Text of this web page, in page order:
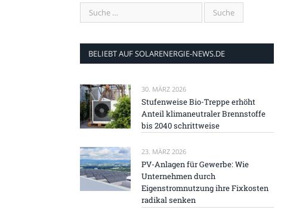
BELIEBT AUF SOLARENERGIE-NEWS.DE
30. MÄRZ 2026
Stufenweise Bio-Treppe erhöht
Anteil klimaneutraler Brennstoffe
bis 2040 schrittweise
23. MÄRZ 2026
PV-Anlagen für Gewerbe: Wie
Unternehmen durch
Eigenstromnutzung ihre Fixkosten
radikal senken